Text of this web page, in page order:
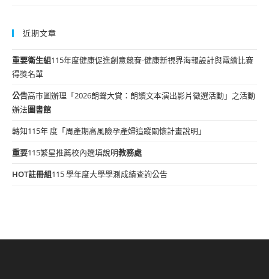
近期文章
重要衛生組115年度健康促進創意競賽-健康新視界海報設計與電繪比賽
得獎名單
公告高市圖辦理「2026朗聲大賞：朗讀文本演出影片徵選活動」之活動
辦法圖書館
轉知115年 度「周產期高風險孕產婦追蹤關懷計畫說明」
重要115繁星推薦校內選填說明教務處
HOT註冊組115 學年度大學學測成績查詢公告